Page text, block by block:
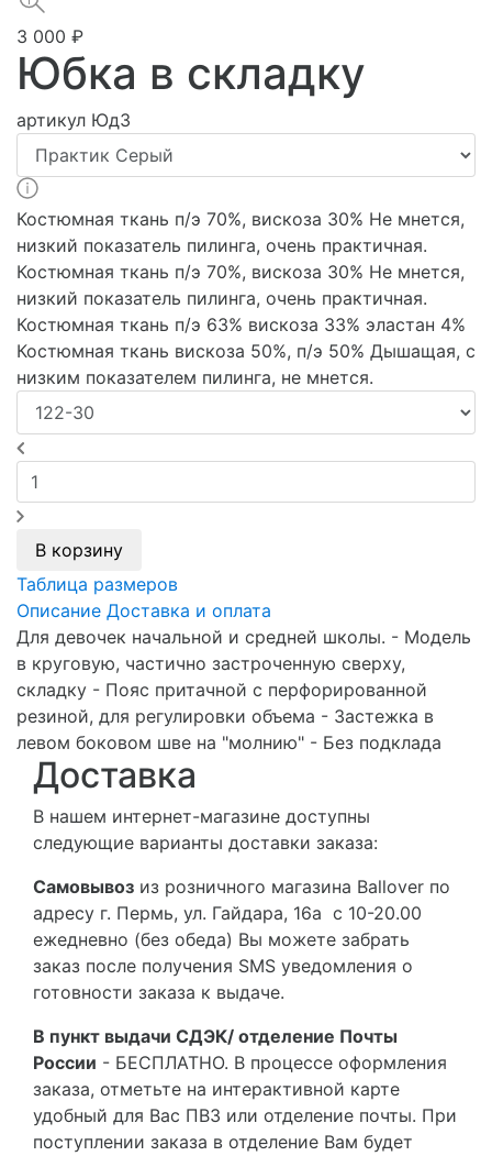
3 000 ₽
Юбка в складку
артикул Юд3
Костюмная ткань п/э 70%, вискоза 30% Не мнется,
низкий показатель пилинга, очень практичная.
Костюмная ткань п/э 70%, вискоза 30% Не мнется,
низкий показатель пилинга, очень практичная.
Костюмная ткань п/э 63% вискоза 33% эластан 4%
Костюмная ткань вискоза 50%, п/э 50% Дышащая, с
низким показателем пилинга, не мнется.
В корзину
Таблица размеров
Описание Доставка и оплата
Для девочек начальной и средней школы. - Модель
в круговую, частично застроченную сверху,
складку - Пояс притачной с перфорированной
резиной, для регулировки объема - Застежка в
левом боковом шве на "молнию" - Без подклада
Доставка
В нашем интернет-магазине доступны
следующие варианты доставки заказа:
Самовывоз из розничного магазина Ballover по
адресу г. Пермь, ул. Гайдара, 16а с 10-20.00
ежедневно (без обеда) Вы можете забрать
заказ после получения SMS уведомления о
готовности заказа к выдаче.
В пункт выдачи СДЭК/ отделение Почты
России - БЕСПЛАТНО. В процессе оформления
заказа, отметьте на интерактивной карте
удобный для Вас ПВЗ или отделение почты. При
поступлении заказа в отделение Вам будет